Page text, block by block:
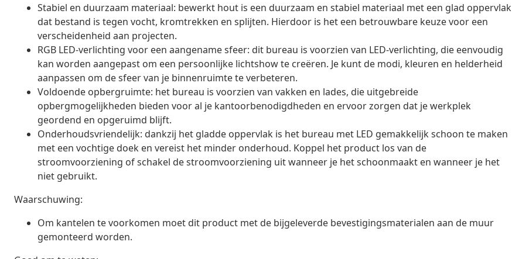
Stabiel en duurzaam materiaal: bewerkt hout is een duurzaam en stabiel materiaal met een glad oppervlak
dat bestand is tegen vocht, kromtrekken en splijten. Hierdoor is het een betrouwbare keuze voor een
verscheidenheid aan projecten.
RGB LED-verlichting voor een aangename sfeer: dit bureau is voorzien van LED-verlichting, die eenvoudig
kan worden aangepast om een persoonlijke lichtshow te creëren. Je kunt de modi, kleuren en helderheid
aanpassen om de sfeer van je binnenruimte te verbeteren.
Voldoende opbergruimte: het bureau is voorzien van vakken en lades, die uitgebreide
opbergmogelijkheden bieden voor al je kantoorbenodigdheden en ervoor zorgen dat je werkplek
geordend en opgeruimd blijft.
Onderhoudsvriendelijk: dankzij het gladde oppervlak is het bureau met LED gemakkelijk schoon te maken
met een vochtige doek en vereist het minder onderhoud. Koppel het product los van de
stroomvoorziening of schakel de stroomvoorziening uit wanneer je het schoonmaakt en wanneer je het
niet gebruikt.
Waarschuwing:
Om kantelen te voorkomen moet dit product met de bijgeleverde bevestigingsmaterialen aan de muur
gemonteerd worden.